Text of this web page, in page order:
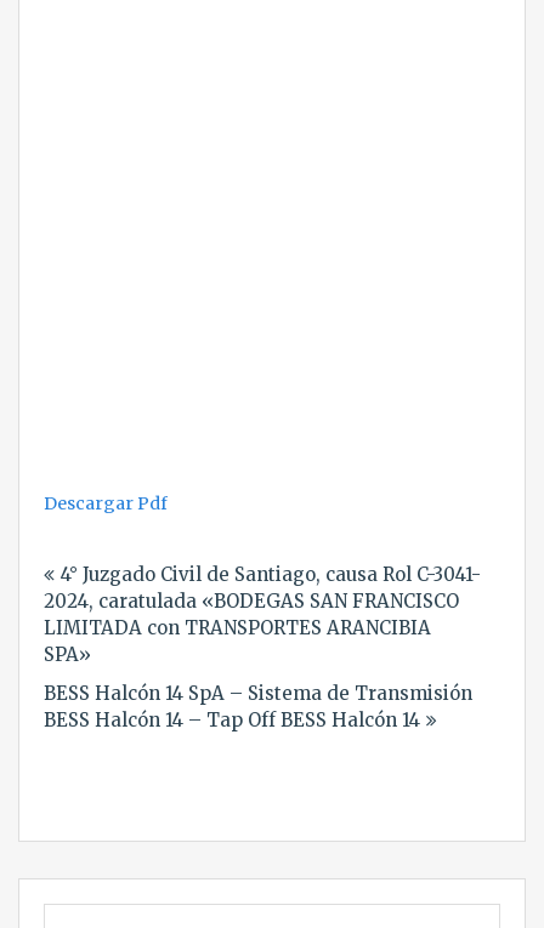
Descargar Pdf
de
entradas
4° Juzgado Civil de Santiago, causa Rol C-3041-
2024, caratulada «BODEGAS SAN FRANCISCO
LIMITADA con TRANSPORTES ARANCIBIA
SPA»
BESS Halcón 14 SpA – Sistema de Transmisión
BESS Halcón 14 – Tap Off BESS Halcón 14